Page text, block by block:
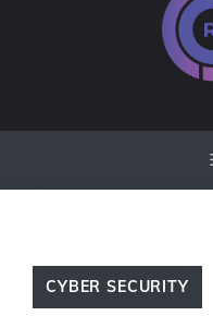
CYBER SECURITY